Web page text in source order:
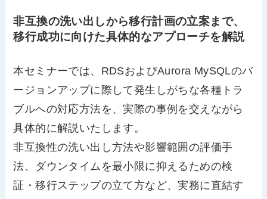
非互換の洗い出しから移行計画の立案まで、
移行成功に向けた具体的なアプローチを解説
本セミナーでは、RDSおよびAurora MySQLのバ
ージョンアップに際して発生しがちな各種トラ
ブルへの対応方法を、実際の事例を交えながら
具体的に解説いたします。
非互換性の洗い出し方法や影響範囲の評価手
法、ダウンタイムを最小限に抑えるための検
証・移行ステップの立て方など、実務に直結す